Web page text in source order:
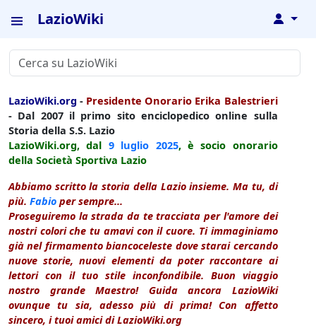
LazioWiki ↓
LazioWiki.org - Presidente Onorario Erika Balestrieri
- Dal 2007 il primo sito enciclopedico online sulla
Storia della S.S. Lazio
LazioWiki.org, dal 9 luglio 2025, è socio onorario
della Società Sportiva Lazio
Abbiamo scritto la storia della Lazio insieme. Ma tu, di
più. Fabio per sempre...
Proseguiremo la strada da te tracciata per l'amore dei
nostri colori che tu amavi con il cuore. Ti immaginiamo
già nel firmamento biancoceleste dove starai cercando
nuove storie, nuovi elementi da poter raccontare ai
lettori con il tuo stile inconfondibile. Buon viaggio
nostro grande Maestro! Guida ancora LazioWiki
ovunque tu sia, adesso più di prima! Con affetto
sincero, i tuoi amici di LazioWiki.org